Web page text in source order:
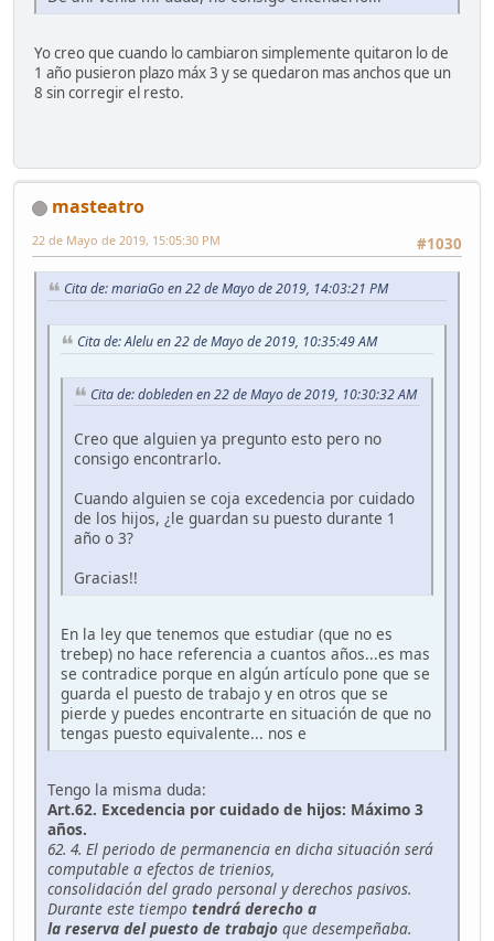
Yo creo que cuando lo cambiaron simplemente quitaron lo de
1 año pusieron plazo máx 3 y se quedaron mas anchos que un
8 sin corregir el resto.
masteatro
#1030
22 de Mayo de 2019, 15:05:30 PM
Cita de: mariaGo en 22 de Mayo de 2019, 14:03:21 PM
Cita de: Alelu en 22 de Mayo de 2019, 10:35:49 AM
Cita de: dobleden en 22 de Mayo de 2019, 10:30:32 AM
Creo que alguien ya pregunto esto pero no
consigo encontrarlo.
Cuando alguien se coja excedencia por cuidado
de los hijos, ¿le guardan su puesto durante 1
año o 3?
Gracias!!
En la ley que tenemos que estudiar (que no es
trebep) no hace referencia a cuantos años...es mas
se contradice porque en algún artículo pone que se
guarda el puesto de trabajo y en otros que se
pierde y puedes encontrarte en situación de que no
tengas puesto equivalente... nos e
Tengo la misma duda:
Art.62. Excedencia por cuidado de hijos: Máximo 3
años.
62. 4. El periodo de permanencia en dicha situación será
computable a efectos de trienios,
consolidación del grado personal y derechos pasivos.
Durante este tiempo tendrá derecho a
la reserva del puesto de trabajo que desempeñaba.